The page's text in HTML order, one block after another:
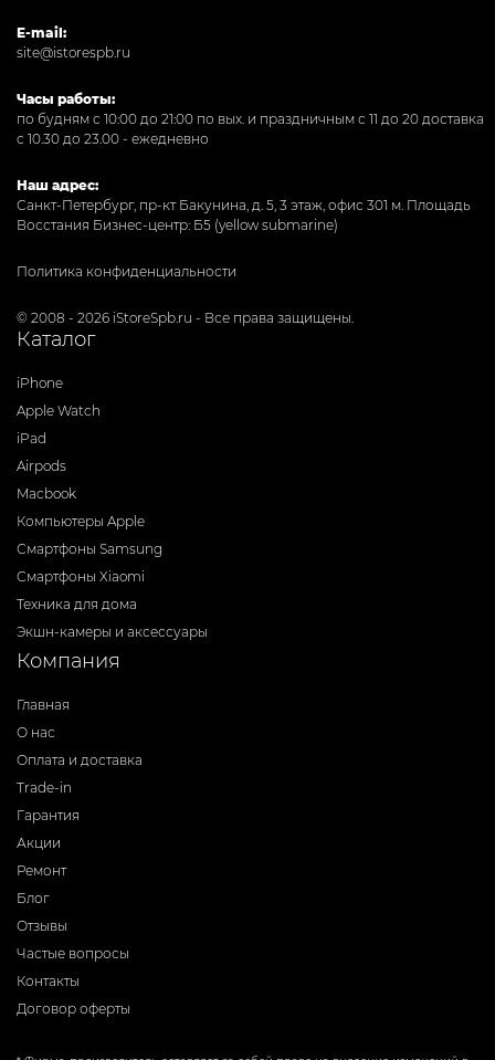
E-mail:
site@istorespb.ru
Часы работы:
по будням с 10:00 до 21:00 по вых. и праздничным с 11 до 20 доставка
с 10.30 до 23.00 - ежедневно
Наш адрес:
Санкт-Петербург, пр-кт Бакунина, д. 5, 3 этаж, офис 301 м. Площадь
Восстания Бизнес-центр: Б5 (yellow submarine)
Политика конфиденциальности
© 2008 - 2026 iStoreSpb.ru - Все права защищены.
Каталог
iPhone
Apple Watch
iPad
Airpods
Macbook
Компьютеры Apple
Смартфоны Samsung
Смартфоны Xiaomi
Техника для дома
Экшн-камеры и аксессуары
Компания
Главная
О нас
Оплата и доставка
Trade-in
Гарантия
Акции
Ремонт
Блог
Отзывы
Частые вопросы
Контакты
Договор оферты